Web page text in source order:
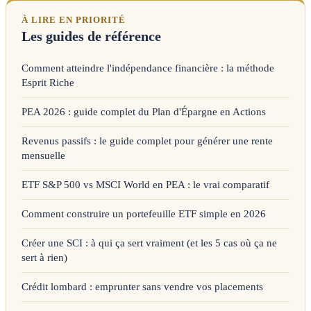
À LIRE EN PRIORITÉ
Les guides de référence
Comment atteindre l'indépendance financière : la méthode
Esprit Riche
PEA 2026 : guide complet du Plan d'Épargne en Actions
Revenus passifs : le guide complet pour générer une rente
mensuelle
ETF S&P 500 vs MSCI World en PEA : le vrai comparatif
Comment construire un portefeuille ETF simple en 2026
Créer une SCI : à qui ça sert vraiment (et les 5 cas où ça ne
sert à rien)
Crédit lombard : emprunter sans vendre vos placements